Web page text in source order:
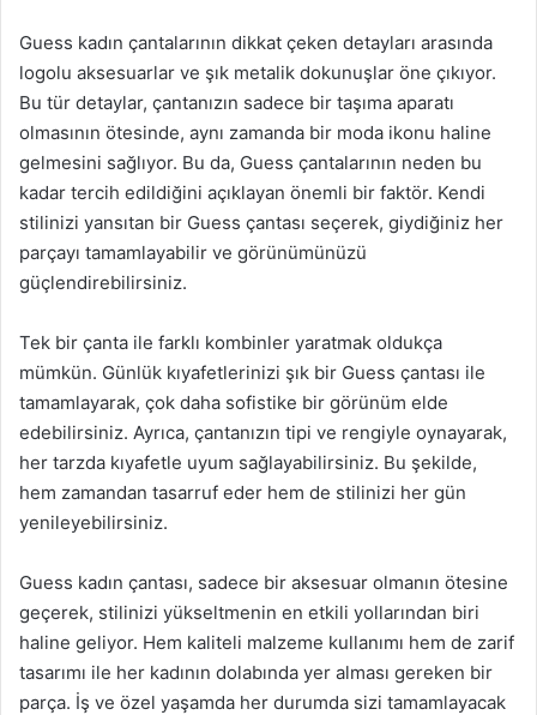
Guess kadın çantalarının dikkat çeken detayları arasında
logolu aksesuarlar ve şık metalik dokunuşlar öne çıkıyor.
Bu tür detaylar, çantanızın sadece bir taşıma aparatı
olmasının ötesinde, aynı zamanda bir moda ikonu haline
gelmesini sağlıyor. Bu da, Guess çantalarının neden bu
kadar tercih edildiğini açıklayan önemli bir faktör. Kendi
stilinizi yansıtan bir Guess çantası seçerek, giydiğiniz her
parçayı tamamlayabilir ve görünümünüzü
güçlendirebilirsiniz.
Tek bir çanta ile farklı kombinler yaratmak oldukça
mümkün. Günlük kıyafetlerinizi şık bir Guess çantası ile
tamamlayarak, çok daha sofistike bir görünüm elde
edebilirsiniz. Ayrıca, çantanızın tipi ve rengiyle oynayarak,
her tarzda kıyafetle uyum sağlayabilirsiniz. Bu şekilde,
hem zamandan tasarruf eder hem de stilinizi her gün
yenileyebilirsiniz.
Guess kadın çantası, sadece bir aksesuar olmanın ötesine
geçerek, stilinizi yükseltmenin en etkili yollarından biri
haline geliyor. Hem kaliteli malzeme kullanımı hem de zarif
tasarımı ile her kadının dolabında yer alması gereken bir
parça. İş ve özel yaşamda her durumda sizi tamamlayacak